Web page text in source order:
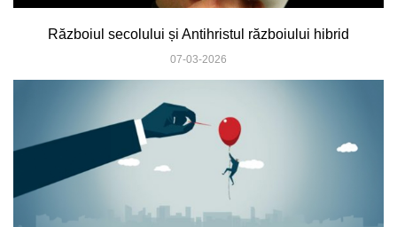
Războiul secolului și Antihristul războiului hibrid
07-03-2026